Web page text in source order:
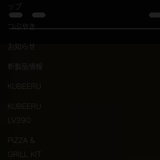
ップ
つぶやき
お知らせ
新製品情報
KUBEERU
KUBEERU
LV390
PIZZA &
GRILL KIT
LEVEL390用のスペア火床も補充しています。
ずれのアイテムも少量ですのでお早めに。 次回
荷は未定です。 尚、焚き火台"ARISSFIRE jack"
て後、来週在庫UPの予定です。 よろしくお願い